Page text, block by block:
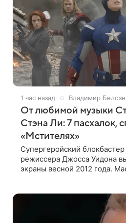
1 час назад Владимир
От любимой музыки
Стэна Ли: 7 пасхалок,
«Мстителях»
Супергеройский
режиссера Джосса Уидона
экраны весной 2012 года.